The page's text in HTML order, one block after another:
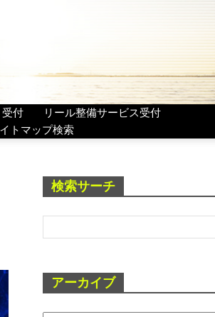
付
リール整備サービス受付
トマップ検索
検索サーチ
アーカイブ
ア